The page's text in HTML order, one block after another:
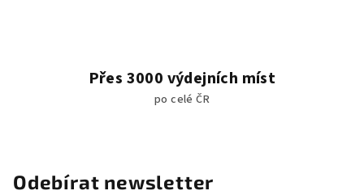
Přes 3000 výdejních míst
po celé ČR
Odebírat newsletter